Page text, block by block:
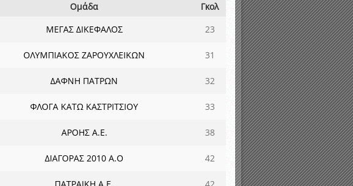
Ομάδα
Γκολ
ΜΕΓΑΣ ΔΙΚΕΦΑΛΟΣ 23
ΟΛΥΜΠΙΑΚΟΣ ΖΑΡΟΥΧΛΕΙΚΩΝ 31
ΔΑΦΝΗ ΠΑΤΡΩΝ 32
ΦΛΟΓΑ ΚΑΤΩ ΚΑΣΤΡΙΤΣΙΟΥ 33
ΑΡΟΗΣ Α.Ε. 38
ΔΙΑΓΟΡΑΣ 2010 Α.Ο 42